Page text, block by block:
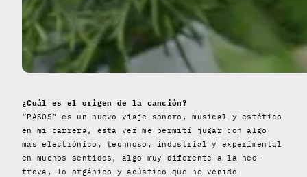
¿Cuál es el origen de la canción?
“PASOS” es un nuevo viaje sonoro, musical y estético
en mi carrera, esta vez me permití jugar con algo
más electrónico, technoso, industrial y experimental
en muchos sentidos, algo muy diferente a la neo-
trova, lo orgánico y acústico que he venido